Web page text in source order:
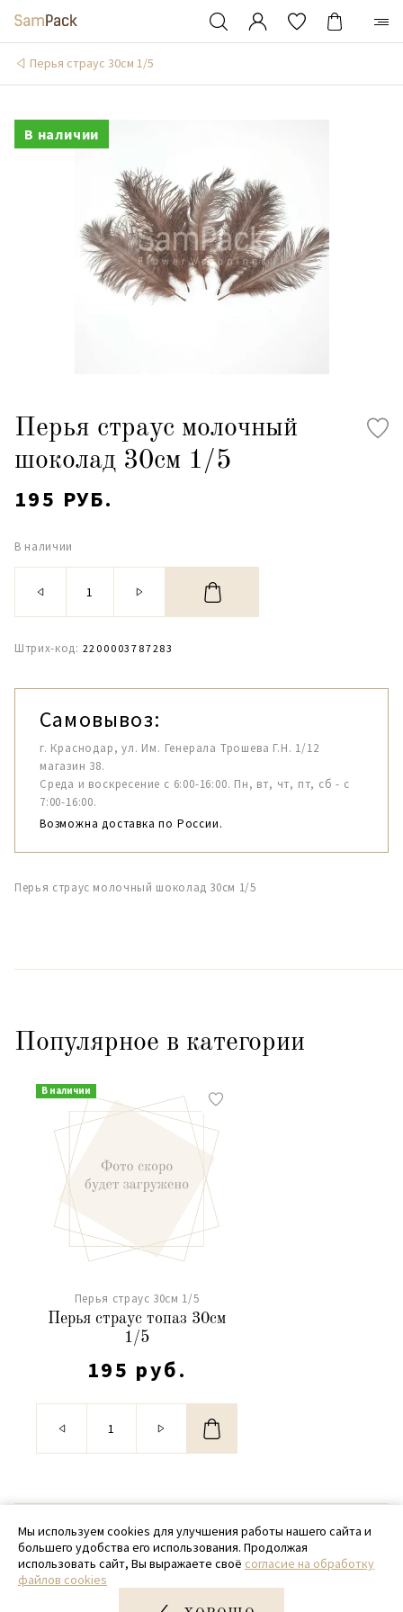
Перья страус 30см 1/5
В наличии
Перья страус молочный
шоколад 30см 1/5
195 РУБ.
В наличии
Штрих-код: 2200003787283
Самовывоз:
г. Краснодар, ул. Им. Генерала Трошева Г.Н. 1/12
магазин 38.
Среда и воскресение с 6:00-16:00. Пн, вт, чт, пт, сб - с
7:00-16:00.
Возможна доставка по России.
Перья страус молочный шоколад 30см 1/5
Популярное в категории
В наличии
Перья страус 30см 1/5
Перья страус топаз 30см
1/5
195 руб.
© 2020 - 2026 SamPack
+ 7 (918) 699-97-87
zakaz@sampack.store
Мы используем cookies для улучшения работы нашего сайта и
большего удобства его использования. Продолжая
использовать сайт, Вы выражаете своё согласие на обработку
файлов cookies